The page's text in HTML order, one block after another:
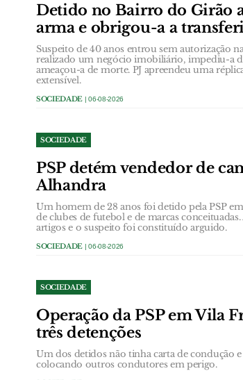
Detido no Bairro do Girão
arma e obrigou-a a
Suspeito de 40 anos entrou sem autorização
realizado um negócio imobiliário, impediu-a
ameaçou-a de morte. PJ apreendeu uma
extensível.
SOCIEDADE | 06-08-2026
SOCIEDADE
PSP detém vendedor de
Alhandra
Um homem de 28 anos foi detido pela PSP
de clubes de futebol e de marcas
artigos e o suspeito foi constituído arguido.
SOCIEDADE | 06-08-2026
SOCIEDADE
Operação da PSP em Vila
três detenções
Um dos detidos não tinha carta de condução
colocando outros condutores em perigo.